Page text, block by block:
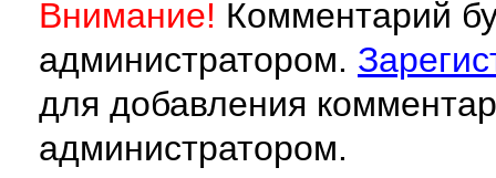
Внимание! Комментарий
администратором.
для добавления
администратором.